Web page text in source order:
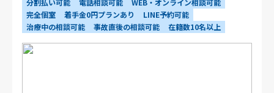
分割払い可能
電話相談可能
WEB・オンライン相談可能
完全個室
着手金0円プランあり
LINE予約可能
治療中の相談可能
事故直後の相談可能 在籍数10名以上